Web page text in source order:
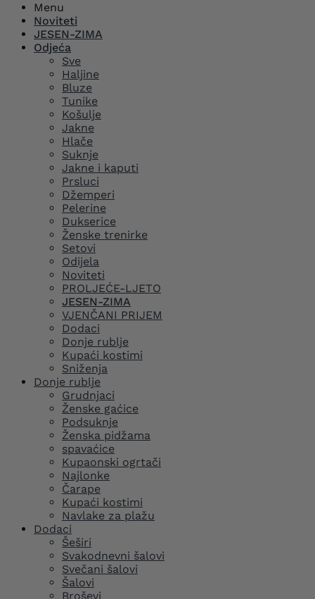
Menu
Noviteti
JESEN-ZIMA
Odjeća
Sve
Haljine
Bluze
Tunike
Košulje
Jakne
Hlače
Suknje
Jakne i kaputi
Prsluci
Džemperi
Pelerine
Dukserice
Ženske trenirke
Setovi
Odijela
Noviteti
PROLJEĆE-LJETO
JESEN-ZIMA
VJENČANI PRIJEM
Dodaci
Donje rublje
Kupaći kostimi
Sniženja
Donje rublje
Grudnjaci
Ženske gaćice
Podsuknje
Ženska pidžama
spavaćice
Kupaonski ogrtači
Najlonke
Čarape
Kupaći kostimi
Navlake za plažu
Dodaci
Šeširi
Svakodnevni šalovi
Svečani šalovi
Šalovi
Broševi